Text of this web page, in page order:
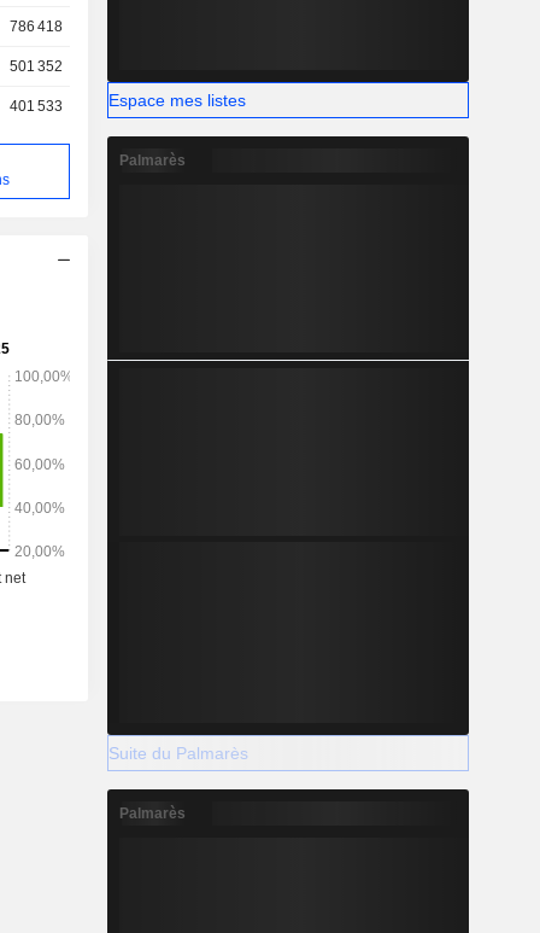
est
786 418
501 352
401 533 Espace mes listes
Palmarès
Suite du Palmarès
Palmarès